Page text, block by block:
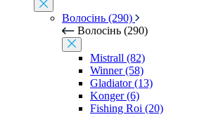
Волосінь (290)
Волосінь (290)
Mistrall (82)
Winner (58)
Gladiator (13)
Konger (6)
Fishing Roi (20)